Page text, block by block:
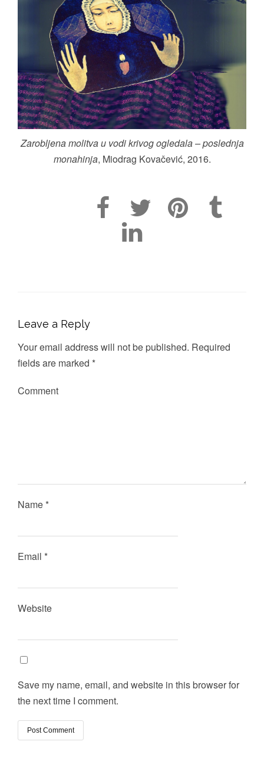
Zarobljena molitva u vodi krivog ogledala – poslednja
monahinja, Miodrag Kovačević, 2016.
Leave a Reply
Your email address will not be published. Required
fields are marked *
Comment
Name *
Email *
Website
Save my name, email, and website in this browser for
the next time I comment.